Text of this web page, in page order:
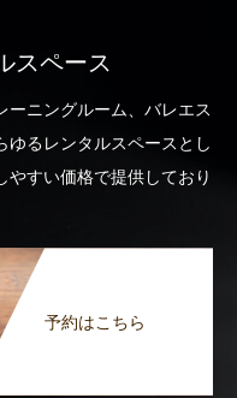
スペース
ーニングルーム、バレエス
ゆるレンタルスペースとし
すい価格で提供しており
予約はこちら